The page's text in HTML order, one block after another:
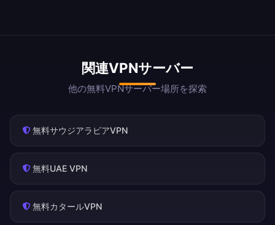
関連VPNサーバー
他の無料VPNサーバー場所を探索
無料サウジアラビアVPN
無料UAE VPN
無料カタールVPN